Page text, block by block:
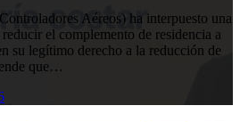
Aéreos) ha interpuesto una
el complemento de residencia a
su legítimo derecho a la reducción de
que…